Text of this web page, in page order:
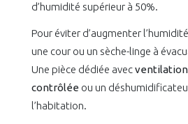
d’humidité supérieur à 50%.
Pour éviter d’augmenter
une cour ou un sèche-linge à
Une pièce dédiée avecventilation
contrôlée ou un
l’habitation.